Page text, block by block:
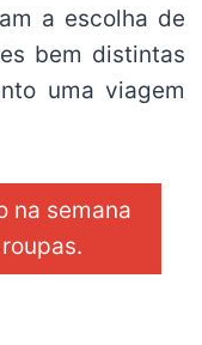
a escolha de
bem distintas
uma viagem
na semana